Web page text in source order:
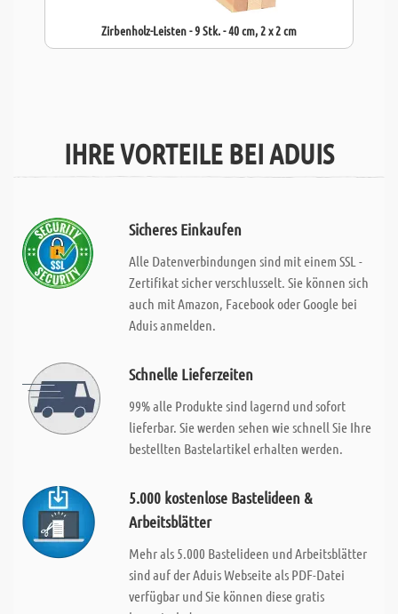
Zirbenholz-Leisten - 9 Stk. - 40 cm, 2 x 2 cm
IHRE VORTEILE BEI ADUIS
Sicheres Einkaufen
Alle Datenverbindungen sind mit einem SSL -
Zertifikat sicher verschlusselt. Sie können sich
auch mit Amazon, Facebook oder Google bei
Aduis anmelden.
Schnelle Lieferzeiten
99% alle Produkte sind lagernd und sofort
lieferbar. Sie werden sehen wie schnell Sie Ihre
bestellten Bastelartikel erhalten werden.
5.000 kostenlose Bastelideen &
Arbeitsblätter
Mehr als 5.000 Bastelideen und Arbeitsblätter
sind auf der Aduis Webseite als PDF-Datei
verfügbar und Sie können diese gratis